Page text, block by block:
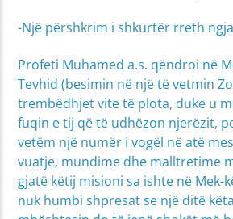
-Një përshkrim i shkurtër rreth
Profeti Muhamed a.s. qëndroi në
Tevhid (besimin në një të vetmin
trembëdhjet vite të plota, duke u
fuqin e tij që të udhëzon njerëzit,
vetëm një numër i vogël në atë
vuatje, mundime dhe malltretime
gjatë këtij misioni sa ishte në Mek-
nuk humbi shpresat se një ditë